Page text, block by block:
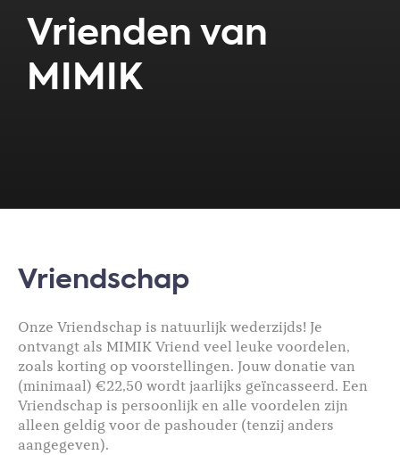
Vrienden van
MIMIK
Vriendschap
Onze Vriendschap is natuurlijk wederzijds! Je
ontvangt als MIMIK Vriend veel leuke voordelen,
zoals korting op voorstellingen. Jouw donatie van
(minimaal) €22,50 wordt jaarlijks geïncasseerd. Een
Vriendschap is persoonlijk en alle voordelen zijn
alleen geldig voor de pashouder (tenzij anders
aangegeven).